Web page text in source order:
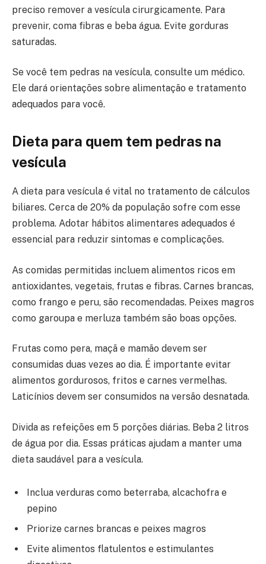
preciso remover a vesícula cirurgicamente. Para
prevenir, coma fibras e beba água. Evite gorduras
saturadas.
Se você tem pedras na vesícula, consulte um médico.
Ele dará orientações sobre alimentação e tratamento
adequados para você.
Dieta para quem tem pedras na
vesícula
A dieta para vesícula é vital no tratamento de cálculos
biliares. Cerca de 20% da população sofre com esse
problema. Adotar hábitos alimentares adequados é
essencial para reduzir sintomas e complicações.
As comidas permitidas incluem alimentos ricos em
antioxidantes, vegetais, frutas e fibras. Carnes brancas,
como frango e peru, são recomendadas. Peixes magros
como garoupa e merluza também são boas opções.
Frutas como pera, maçã e mamão devem ser
consumidas duas vezes ao dia. É importante evitar
alimentos gordurosos, fritos e carnes vermelhas.
Laticínios devem ser consumidos na versão desnatada.
Divida as refeições em 5 porções diárias. Beba 2 litros
de água por dia. Essas práticas ajudam a manter uma
dieta saudável para a vesícula.
Inclua verduras como beterraba, alcachofra e
pepino
Priorize carnes brancas e peixes magros
Evite alimentos flatulentos e estimulantes